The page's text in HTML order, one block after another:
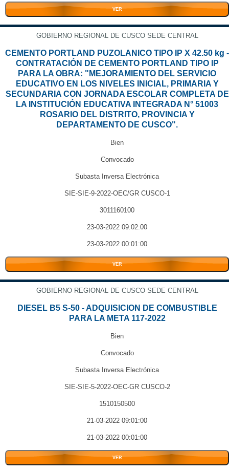
VER
GOBIERNO REGIONAL DE CUSCO SEDE CENTRAL
CEMENTO PORTLAND PUZOLANICO TIPO IP X 42.50 kg -
CONTRATACIÓN DE CEMENTO PORTLAND TIPO IP
PARA LA OBRA: "MEJORAMIENTO DEL SERVICIO
EDUCATIVO EN LOS NIVELES INICIAL, PRIMARIA Y
SECUNDARIA CON JORNADA ESCOLAR COMPLETA DE
LA INSTITUCIÓN EDUCATIVA INTEGRADA N° 51003
ROSARIO DEL DISTRITO, PROVINCIA Y
DEPARTAMENTO DE CUSCO".
Bien
Convocado
Subasta Inversa Electrónica
SIE-SIE-9-2022-OEC/GR CUSCO-1
3011160100
23-03-2022 09:02:00
23-03-2022 00:01:00
VER
GOBIERNO REGIONAL DE CUSCO SEDE CENTRAL
DIESEL B5 S-50 - ADQUISICION DE COMBUSTIBLE
PARA LA META 117-2022
Bien
Convocado
Subasta Inversa Electrónica
SIE-SIE-5-2022-OEC-GR CUSCO-2
1510150500
21-03-2022 09:01:00
21-03-2022 00:01:00
VER